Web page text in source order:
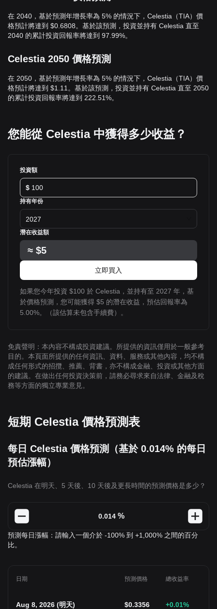
在 2040，基於預測年增長率為 5% 的情況下，Celestia（TIA）價
格預計將達到 $0.6808。基於該預測，投資並持有 Celestia 直至
2040 的累計投資回報率將達到 97.99%。
Celestia 2050 價格預測
在 2050，基於預測年增長率為 5% 的情況下，Celestia（TIA）價
格預計將達到 $1.11。基於該預測，投資並持有 Celestia 直至 2050
的累計投資回報率將達到 222.51%。
您能從 Celestia 中獲得多少收益？
投資額
$
持有年份
2027
潛在收益額
≈ $5
立即買入
如果您今年投資 $100 於 Celestia，並持有至 2027 年，基
於價格預測，您可能獲得 $5 的潛在收益，預估回報率為
5.00%。（該估算未包含手續費）。
免責聲明：本內容不構成投資建議。所提供的資訊僅用於一般參考
目的。本頁面所提供的任何資訊、資料、服務或其他內容，均不構
成任何形式的招攬、推薦、背書，亦不構成金融、投資或其他方面
的建議。在做出任何投資決策前，請務必尋求來自法律、金融及稅
務等方面的獨立專業意見。
短期 Celestia 價格預測表
每日 Celestia 價格預測（基於 0.014% 的每日
預估漲幅）
Celestia 在明天、5 天後、10 天後及更長時間的預測價格是多少？
%
預測每日漲幅：請輸入一個介於 -100% 到 +1,000% 之間的百分
比。
日期 預測價格 總收益率
Aug 8, 2026 (明天) $0.3356 +0.01%